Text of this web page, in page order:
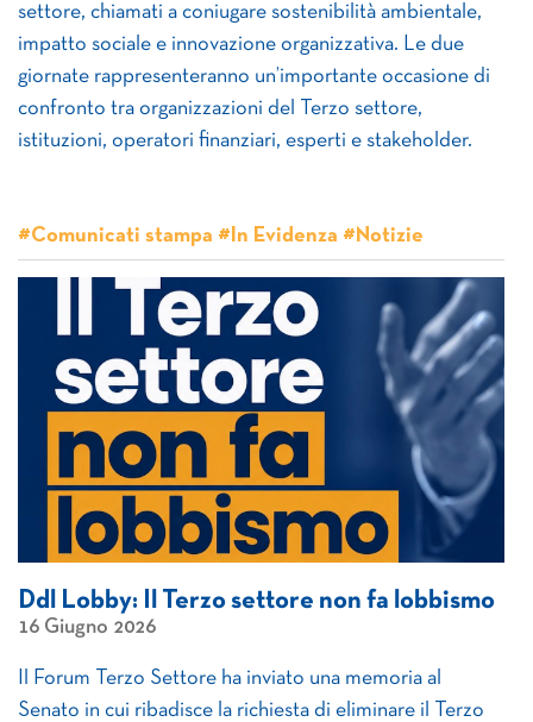
settore, chiamati a coniugare sostenibilità ambientale,
impatto sociale e innovazione organizzativa. Le due
giornate rappresenteranno un’importante occasione di
confronto tra organizzazioni del Terzo settore,
istituzioni, operatori finanziari, esperti e stakeholder.
#Comunicati stampa #In Evidenza #Notizie
Ddl Lobby: Il Terzo settore non fa lobbismo
16 Giugno 2026
Il Forum Terzo Settore ha inviato una memoria al
Senato in cui ribadisce la richiesta di eliminare il Terzo